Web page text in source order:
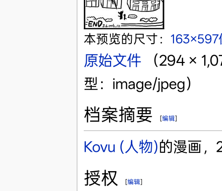
本预览的尺寸： 163×597
原始文件‎
（294 ×
型：image/jpeg）
档案摘要 [编辑]
Kovu (人物)的漫画
授权 [编辑]